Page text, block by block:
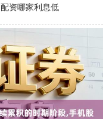
配资哪家利息低